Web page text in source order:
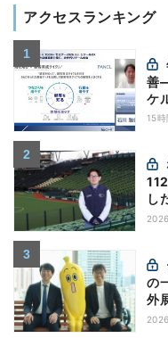
アクセスランキング
善
ケ
チ
15時
し
の
外